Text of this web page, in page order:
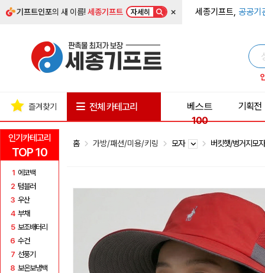
기프트인포의 새 이름!세종기프트 자세히 × 세종기프트, 공공기
인기카테고리
TOP 10
1 에코백
2 텀블러
3 우산
4 부채
5 보조배터리
6 수건
7 선풍기
8 보온보냉백
즐겨찾기 전체 카테고리
베스트
100
기획전
홈 가방/패션/미용/키링 모자 버킷햇/벙거지모